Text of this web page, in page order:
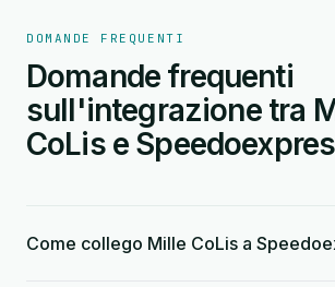
DOMANDE FREQUENTI
Domande frequenti
sull'integrazione tra
CoLis e
Come collego Mille CoLis a